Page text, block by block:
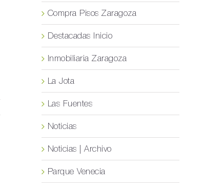
Compra Pisos Zaragoza
Destacadas Inicio
Inmobiliaria Zaragoza
La Jota
Las Fuentes
Noticias
Noticias | Archivo
Parque Venecia